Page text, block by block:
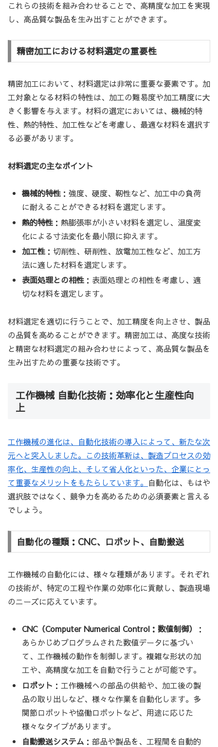
これらの技術を組み合わせることで、高精度な加工を実現
し、高品質な製品を生み出すことができます。
精密加工における材料選定の重要性
精密加工において、材料選定は非常に重要な要素です。加
工対象となる材料の特性は、加工の難易度や加工精度に大
きく影響を与えます。材料の選定においては、機械的特
性、熱的特性、加工性などを考慮し、最適な材料を選択す
る必要があります。
材料選定の主なポイント
機械的特性 ：強度、硬度、靭性など、加工中の負荷
に耐えることができる材料を選定します。
熱的特性 ：熱膨張率が小さい材料を選定し、温度変
化による寸法変化を最小限に抑えます。
加工性 ：切削性、研削性、放電加工性など、加工方
法に適した材料を選定します。
表面処理との相性 ：表面処理との相性を考慮し、適
切な材料を選定します。
材料選定を適切に行うことで、加工精度を向上させ、製品
の品質を高めることができます。精密加工は、高度な技術
と精密な材料選定の組み合わせによって、高品質な製品を
生み出すための重要な技術です。
工作機械 自動化技術：効率化と生産性向
上
工作機械の進化は、自動化技術の導入によって、新たな次
元へと突入しました。この技術革新は、製造プロセスの効
率化、生産性の向上、そして省人化といった、企業にとっ
て重要なメリットをもたらしています。 自動化は、もはや
選択肢ではなく、競争力を高めるための必須要素と言える
でしょう。
自動化の種類：CNC、ロボット、自動搬送
工作機械の自動化には、様々な種類があります。それぞれ
の技術が、特定の工程や作業の効率化に貢献し、製造現場
のニーズに応えています。
CNC（Computer Numerical Control：数値制御）
：
あらかじめプログラムされた数値データに基づい
て、工作機械の動作を制御します。複雑な形状の加
工や、高精度な加工を自動で行うことが可能です。
ロボット ：工作機械への部品の供給や、加工後の製
品の取り出しなど、様々な作業を自動化します。多
関節ロボットや協働ロボットなど、用途に応じた
様々なタイプがあります。
自動搬送システム ：部品や製品を、工程間を自動的